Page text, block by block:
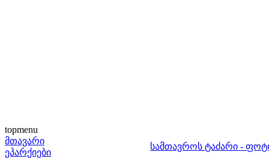
topmenu
მთავარი
ეპარქიები
სამთავროს ტაძარი -